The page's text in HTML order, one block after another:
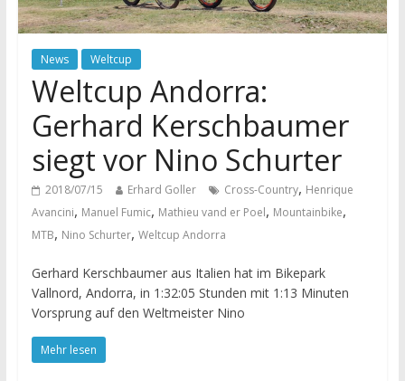
News Weltcup
Weltcup Andorra:
Gerhard Kerschbaumer
siegt vor Nino Schurter
2018/07/15 Erhard Goller Cross-Country, Henrique
Avancini, Manuel Fumic, Mathieu vand er Poel, Mountainbike,
MTB, Nino Schurter, Weltcup Andorra
Gerhard Kerschbaumer aus Italien hat im Bikepark
Vallnord, Andorra, in 1:32:05 Stunden mit 1:13 Minuten
Vorsprung auf den Weltmeister Nino
Mehr lesen